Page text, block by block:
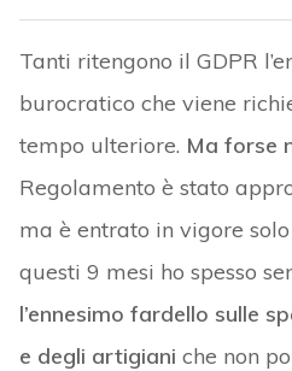
Tanti ritengono il GDPR
burocratico che viene
tempo ulteriore. Ma forse
Regolamento è stato
ma è entrato in vigore
questi 9 mesi ho spesso
l’ennesimo fardello sulle
e degli artigiani che non